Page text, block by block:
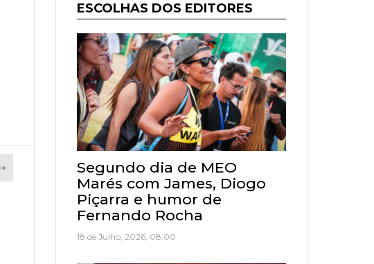
ESCOLHAS DOS EDITORES
Segundo dia de MEO
Marés com James, Diogo
Piçarra e humor de
Fernando Rocha
18 de Julho, 2026, 08:00